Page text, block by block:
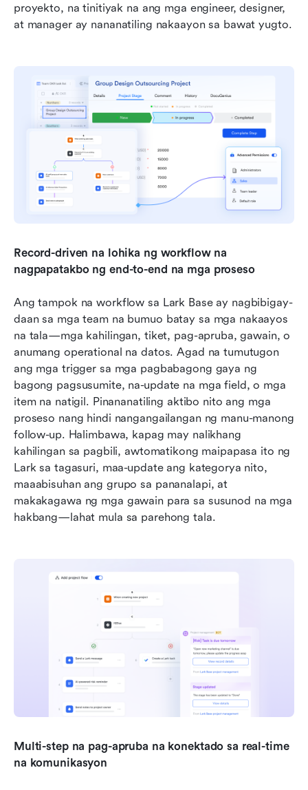
proyekto, na tinitiyak na ang mga engineer, designer,
at manager ay nananatiling nakaayon sa bawat yugto.
Record-driven na lohika ng workflow na
nagpapatakbo ng end-to-end na mga proseso
Ang tampok na workflow sa Lark Base ay nagbibigay-
daan sa mga team na bumuo batay sa mga nakaayos
na tala—mga kahilingan, tiket, pag-apruba, gawain, o
anumang operational na datos. Agad na tumutugon
ang mga trigger sa mga pagbabagong gaya ng
bagong pagsusumite, na-update na mga field, o mga
item na natigil. Pinananatiling aktibo nito ang mga
proseso nang hindi nangangailangan ng manu-manong
follow-up. Halimbawa, kapag may nalikhang
kahilingan sa pagbili, awtomatikong maipapasa ito ng
Lark sa tagasuri, maa-update ang kategorya nito,
maaabisuhan ang grupo sa pananalapi, at
makakagawa ng mga gawain para sa susunod na mga
hakbang—lahat mula sa parehong tala.
Multi-step na pag-apruba na konektado sa real-time
na komunikasyon